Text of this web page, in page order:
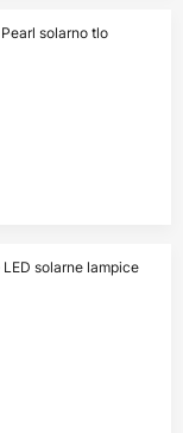
solarno tlo
solarne lampice